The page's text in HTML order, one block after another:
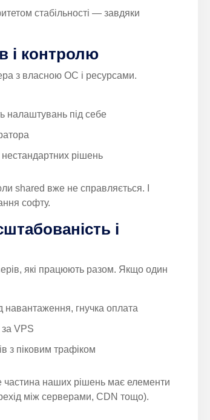
стабільності — завдяки
і контролю
з власною ОС і ресурсами.
налаштувань під себе
рішень
shared вже не справляється. І
софту.
і
які працюють разом. Якщо один
навантаження, гнучка оплата
за VPS
з піковим трафіком
частина наших рішень має елементи
між серверами, CDN тощо).